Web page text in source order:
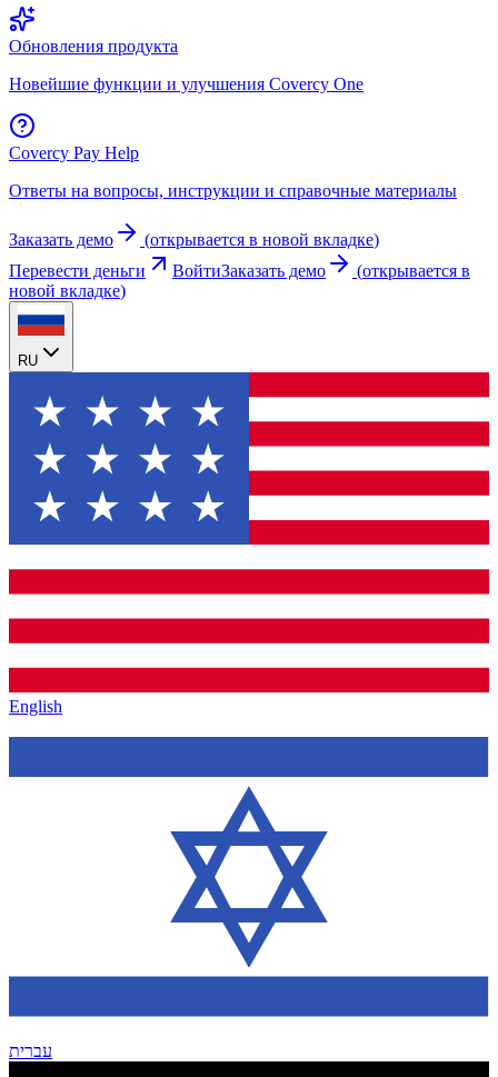
Обновления продукта
Новейшие функции и улучшения Covercy One
Covercy Pay Help
Ответы на вопросы, инструкции и справочные материалы
Заказать демо (открывается в новой вкладке)
Перевести деньги
ВойтиЗаказать демо (открывается в
новой вкладке)
RU
English
עברית